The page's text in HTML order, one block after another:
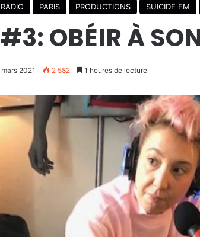
PARIS PRODUCTIONS SUICIDE FM
OBÉIR À
2021 2 582 1 heures de lecture